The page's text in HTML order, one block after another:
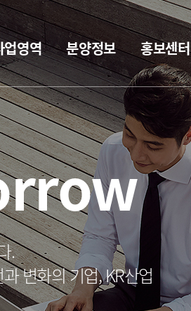
업영역 분양정보 홍보센터
.
변화의 기업, KR산업